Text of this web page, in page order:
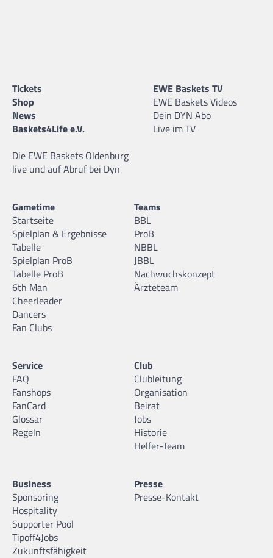
Tickets
Shop
News
Baskets4Life e.V.
Die EWE Baskets Oldenburg
live und auf Abruf bei Dyn
EWE Baskets TV
EWE Baskets Videos
Dein DYN Abo
Live im TV
Gametime
Startseite
Spielplan & Ergebnisse
Tabelle
Spielplan ProB
Tabelle ProB
6th Man
Cheerleader
Dancers
Fan Clubs
Teams
BBL
ProB
NBBL
JBBL
Nachwuchskonzept
Ärzteteam
Service
FAQ
Fanshops
FanCard
Glossar
Regeln
Club
Clubleitung
Organisation
Beirat
Jobs
Historie
Helfer-Team
Business
Sponsoring
Hospitality
Supporter Pool
Tipoff4Jobs
Zukunftsfähigkeit
Presse
Presse-Kontakt